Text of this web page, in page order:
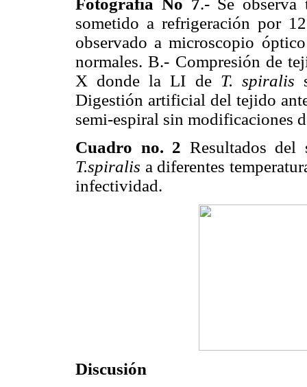
sometido a refrigeración por
observado a microscopio
normales. B.- Compresión de
X donde la LI de T. spiralis
Digestión artificial del tejido
semi-espiral sin modificaciones
Cuadro no. 2 Resultados del
T.spiralis a diferentes
infectividad.
Discusión